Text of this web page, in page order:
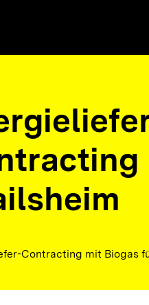
Contracting mit Biogas